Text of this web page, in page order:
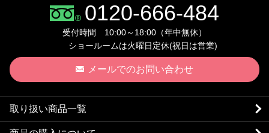
0120-666-484
受付時間 10:00～18:00（年中無休）
ショールームは火曜日定休(祝日は営業)
メールでのお問い合わせ
取り扱い商品一覧